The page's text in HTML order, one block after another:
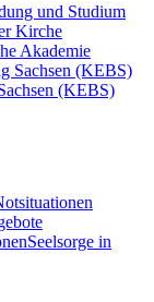
und Studium
Kirche
Akademie
(KEBS)
Seelsorge in